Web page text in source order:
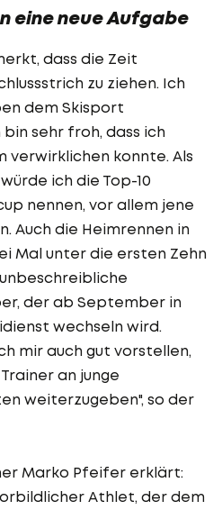
eine neue Aufgabe
dass die Zeit
zu ziehen. Ich
dem Skisport
sehr froh, dass ich
verwirklichen konnte. Als
ich die Top-10
nennen, vor allem jene
Auch die Heimrennen in
Mal unter die ersten Zehn
der ab September in
wechseln wird.
mir auch gut vorstellen,
an junge
weiterzugeben", so der
Marko Pfeifer erklärt:
Athlet, der dem